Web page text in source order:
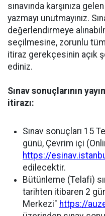
sınavında karşınıza
yazmayı unutmayınız.
değerlendirmeye
seçilmesine, zorunlu
itiraz gerekçesinin açık
ediniz.
Sınav sonuçlarının
itirazı:
Sınav sonuçları 15
günü, Çevrim içi
https://
edilecektir.
Bütünleme (Telafi)
tarihten itibaren 2
Merkezi" https://